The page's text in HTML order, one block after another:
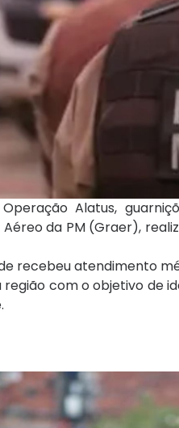
Alatus,
da PM (Graer),
recebeu atendimento
com o objetivo de